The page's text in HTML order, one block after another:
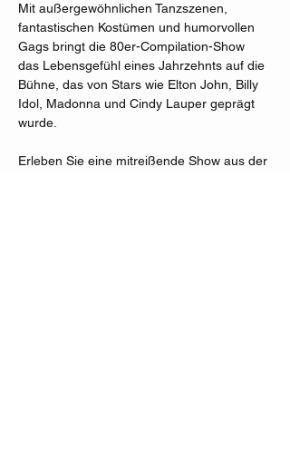
Mit außergewöhnlichen Tanzszenen,
fantastischen Kostümen und humorvollen
Gags bringt die 80er-Compilation-Show
das Lebensgefühl eines Jahrzehnts auf die
Bühne, das von Stars wie Elton John, Billy
Idol, Madonna und Cindy Lauper geprägt
wurde.
Erleben Sie eine mitreißende Show aus der